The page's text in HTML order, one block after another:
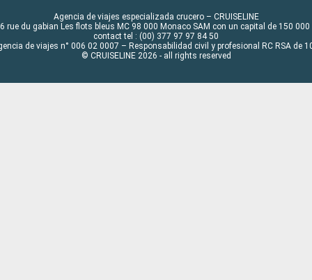
Agencia de viajes especializada crucero – CRUISELINE
rue du gabian Les flots bleus MC 98 000 Monaco SAM con un capital de 150 000
contact tel : (00) 377 97 97 84 50
de viajes n° 006 02 0007 – Responsabilidad civil y profesional RC RSA de
© CRUISELINE 2026 - all rights reserved